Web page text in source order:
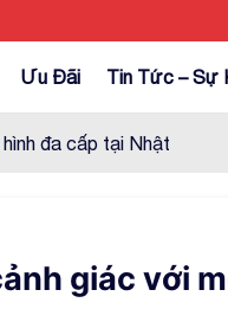
Ưu Đãi Tin Tức – Sự
đa cấp tại Nhật
giác với